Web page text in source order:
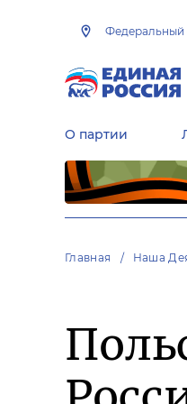
Федеральный
О партии
Главная Наша